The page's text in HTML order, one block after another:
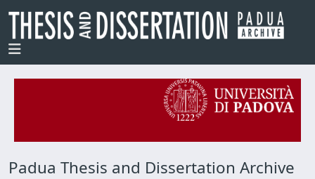
Padua Thesis and Dissertation Archive